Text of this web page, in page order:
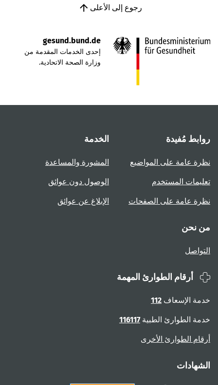
رجوع إلى الأعلى
gesund.bund.de
إحدى الخدمات المقدمة من
وزارة الصحة الاتحادية.
روابط مُفيدة
نظرة عامة على المواضيع
تعليمات المستخدم
نظرة عامة على الصفحات
الخدمة
المشورة والمساعدة
الوصول دون عوائق
الإبلاغ عن عوائق
من نحن
التواصل
أرقام الطوارئ المهمة
خدمة الإسعاف 112
خدمة الطوارئ الطبية116117
أرقام الطوارئ الأخرى
الشهادات